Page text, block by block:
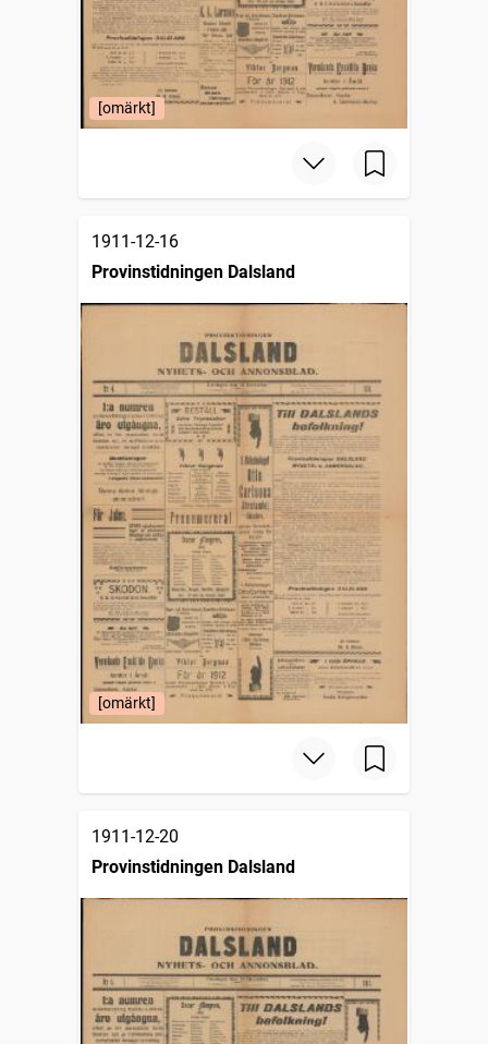
[omärkt]
1911-12-16
Provinstidningen Dalsland
[omärkt]
1911-12-20
Provinstidningen Dalsland